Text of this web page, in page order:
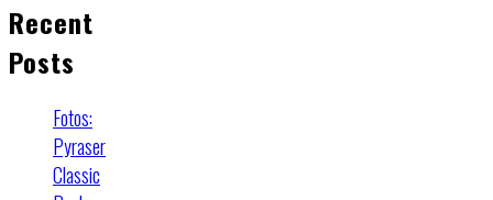
Recent
Posts
Fotos:
Pyraser
Classic